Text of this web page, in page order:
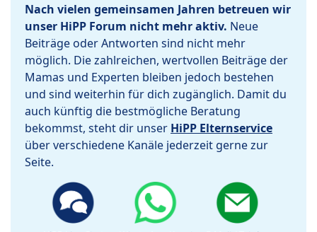
Nach vielen gemeinsamen Jahren betreuen wir
unser HiPP Forum nicht mehr aktiv. Neue
Beiträge oder Antworten sind nicht mehr
möglich. Die zahlreichen, wertvollen Beiträge der
Mamas und Experten bleiben jedoch bestehen
und sind weiterhin für dich zugänglich. Damit du
auch künftig die bestmögliche Beratung
bekommst, steht dir unser HiPP Elternservice
über verschiedene Kanäle jederzeit gerne zur
Seite.